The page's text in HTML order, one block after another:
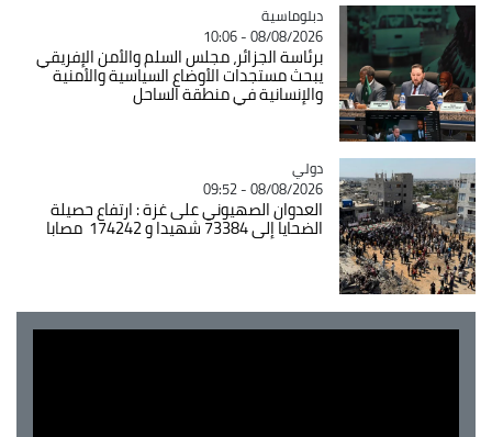
Catégorie
دبلوماسية
08/08/2026 - 10:06
برئاسة الجزائر، مجلس السلم والأمن الإفريقي
يبحث مستجدات الأوضاع السياسية والأمنية
والإنسانية في منطقة الساحل
Catégorie
دولي
08/08/2026 - 09:52
العدوان الصهيوني على غزة : ارتفاع حصيلة
الضحايا إلى 73384 شهيدا و 174242 مصابا